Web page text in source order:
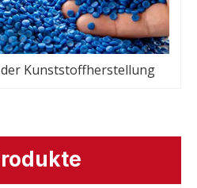
Kunststoffherstellung